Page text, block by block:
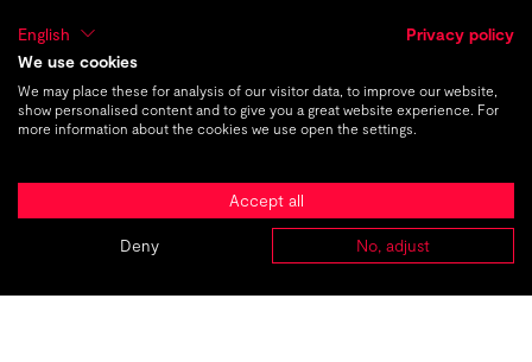
AGENTUREN KARRIERE
Strategische Markenentwicklung und
-führung
TMC Live
Begeisternde Live-Erlebnisse und
authentische Videoproduktionen
English
Privacy policy
We use cookies
We may place these for analysis of our visitor data, to improve our website,
show personalised content and to give you a great website experience. For
more information about the cookies we use open the settings.
Accept all
Deny No, adjust